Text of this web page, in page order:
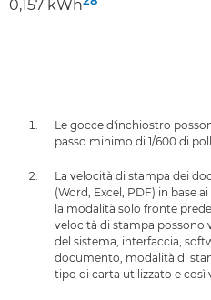
0,157 kWh
Le gocce d'inchiostro
passo minimo di 1/600 di
La velocità di stampa dei
(Word, Excel, PDF) in base
la modalità solo fronte
velocità di stampa possono
del sistema, interfaccia,
documento, modalità di
tipo di carta utilizzato e così